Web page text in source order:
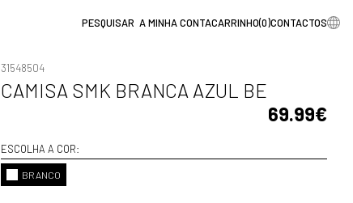
A MINHA CONTACARRINHO(0)CONTACTOS
31548504
CAMISA SMK BRANCA AZUL BE
69.99€
ESCOLHA A COR:
BRANCO